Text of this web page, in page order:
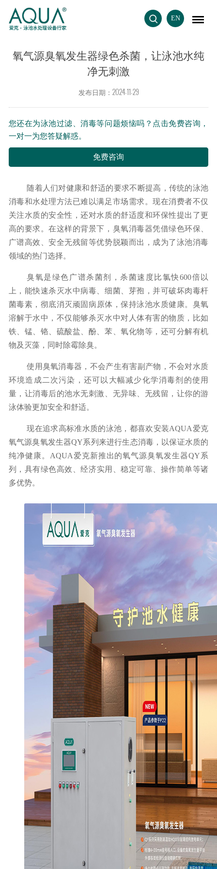
EN
氧气源臭氧发生器绿色杀菌，让泳池水纯
净无刺激
发布日期：2024-11-29
您还在为泳池过滤、消毒等问题烦恼吗？点击免费咨询，
一对一为您答疑解惑。
免费咨询
随着人们对健康和舒适的要求不断提高，传统的泳池
消毒和水处理方法已难以满足市场需求。现在消费者不仅
关注水质的安全性，还对水质的舒适度和环保性提出了更
高的要求。在这样的背景下，臭氧消毒器凭借绿色环保、
广谱高效、安全无残留等优势脱颖而出，成为了泳池消毒
领域的热门选择。
臭氧是绿色广谱杀菌剂 ， 杀菌速度比氯快600倍 以
上，能快速杀灭水中病毒、细菌、 芽孢 ， 并可破坏肉毒杆
菌毒素 ，彻底消灭顽固病原体 ，保持泳池水质健康。臭氧
溶解于水中，不仅能够杀灭水中对人体有害的物质，比如
铁、锰、铬、硫酸盐、酚、苯、氧化物等，还可分解有机
物及灭藻，同时除霉除臭。
使用臭氧消毒器， 不会产生有害副产物 ，不会对水质
环境造成二次污染，还可以大幅减少化学消毒剂的使用
量，让消毒后的池水无刺激、无异味、无残留， 让你的游
泳体验更加安全和舒适。
现在追求高标准水质的泳池，都喜欢安装AQUA 爱克
氧气源臭氧发生器QY系列 来进行生态消毒，以保证水质的
纯净健康。AQUA 爱克新推出的氧气源臭氧发生器QY系
列
，具有绿色高效、经济实用、稳定可靠、操作简单等诸
多优势。